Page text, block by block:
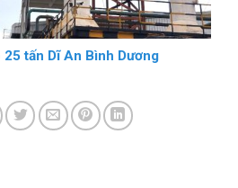
tấn Dĩ An Bình Dương